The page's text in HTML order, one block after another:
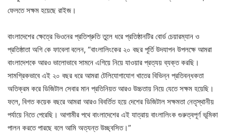
ফেলতে সক্ষম হয়েছে রাইজ।
বাংলাদেশের ক্ষেত্রে ভিওনের প্রতিশ্রুতি তুলে ধরে প্রতিষ্ঠানটির বোর্ড চেয়ারম্যান ও
প্রতিষ্ঠাতা অগি কে ফাবেলাবলেন, “বাংলালিংকের ২০ বছর পূর্তি উদযাপন উপলক্ষে আমরা
বাংলাদেশকে আরও ভালোভাবে সামনে এগিয়ে নিয়ে যাওয়ার প্রত্যয় ব্যক্ত করছি।
সামগ্রিকভাবে এই ২০ বছর ধরে আমরা টেলিযোগাযোগ খাতের বিভিন্ন প্রতিবন্ধকতা
অতিক্রম করে ডিজিটাল সেবার মান প্রতিনিয়ত আরও উচ্চতায় নিয়ে যেতে সক্ষম হয়েছি।
ফলে, বিগত কয়েক বছরে আমরা আরও বিবর্তিত হয়ে দেশের ডিজিটাল সক্ষমতা নেতৃস্থানীয়
পর্যায়ে নিতে পেরেছি। আগামীর পথে বাংলাদেশের এই যাত্রায় বাংলালিংক গুরুত্বপূর্ণ ভূমিকা
পালন করতে পারছে বলে আমি অত্যন্ত উচ্ছ্বসিত।”